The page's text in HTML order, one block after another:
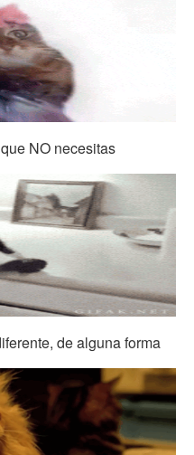
NO necesitas
de alguna forma